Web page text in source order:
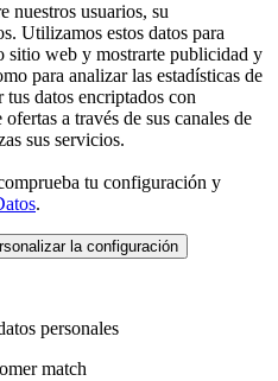
nuestros usuarios, su
Utilizamos estos datos para
sitio web y mostrarte publicidad y
para analizar las estadísticas de
datos encriptados con
a través de sus canales de
sus servicios.
tu configuración y
.
la configuración
personales
match